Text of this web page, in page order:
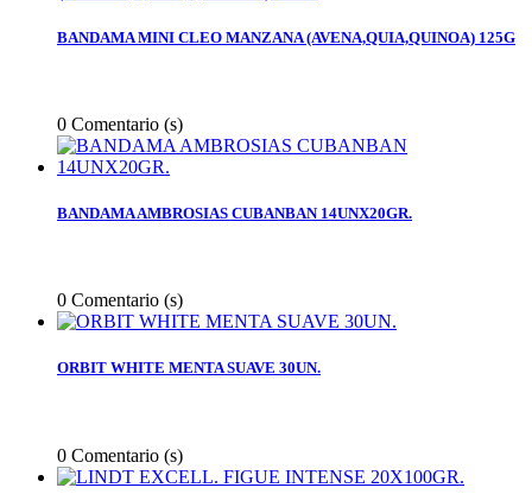
BANDAMA MINI CLEO MANZANA (AVENA,QUIA,QUINOA) 125G
0 Comentario (s)
BANDAMA AMBROSIAS CUBANBAN 14UNX20GR.
0 Comentario (s)
ORBIT WHITE MENTA SUAVE 30UN.
0 Comentario (s)